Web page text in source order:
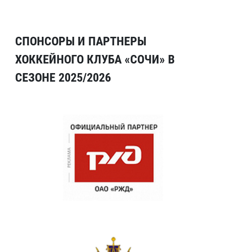
СПОНСОРЫ И ПАРТНЕРЫ
ХОККЕЙНОГО КЛУБА «СОЧИ» В
СЕЗОНЕ 2025/2026